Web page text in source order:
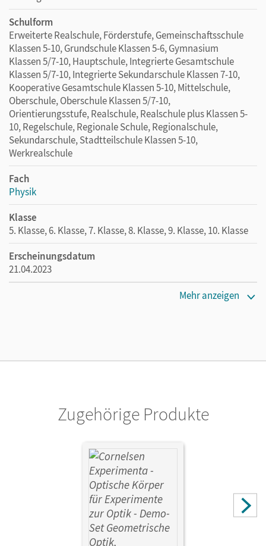
Schulform
Erweiterte Realschule, Förderstufe, Gemeinschaftsschule
Klassen 5-10, Grundschule Klassen 5-6, Gymnasium
Klassen 5/7-10, Hauptschule, Integrierte Gesamtschule
Klassen 5/7-10, Integrierte Sekundarschule Klassen 7-10,
Kooperative Gesamtschule Klassen 5-10, Mittelschule,
Oberschule, Oberschule Klassen 5/7-10,
Orientierungsstufe, Realschule, Realschule plus Klassen 5-
10, Regelschule, Regionale Schule, Regionalschule,
Sekundarschule, Stadtteilschule Klassen 5-10,
Werkrealschule
Fach
Physik
Klasse
5. Klasse, 6. Klasse, 7. Klasse, 8. Klasse, 9. Klasse, 10. Klasse
Erscheinungsdatum
21.04.2023
Mehr anzeigen
Zugehörige Produkte